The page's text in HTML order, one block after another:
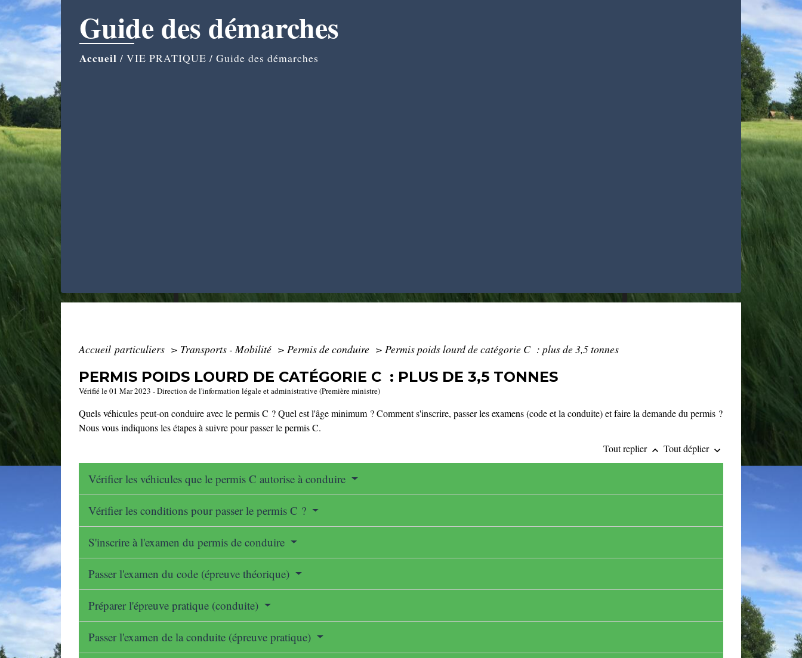
Guide des démarches
Accueil / VIE PRATIQUE / Guide des démarches
Accueil particuliers > Transports - Mobilité > Permis de conduire > Permis poids lourd de catégorie C : plus de 3,5 tonnes
PERMIS POIDS LOURD DE CATÉGORIE C : PLUS DE 3,5 TONNES
Vérifié le 01 Mar 2023 - Direction de l'information légale et administrative (Première ministre)
Quels véhicules peut-on conduire avec le permis C ? Quel est l'âge minimum ? Comment s'inscrire, passer les examens (code et la conduite) et faire la demande du permis ?
Nous vous indiquons les étapes à suivre pour passer le permis C.
Tout replier keyboard_arrow_up Tout déplier keyboard_arrow_down
Vérifier les véhicules que le permis C autorise à conduire
Vérifier les conditions pour passer le permis C ?
S'inscrire à l'examen du permis de conduire
Passer l'examen du code (épreuve théorique)
Préparer l'épreuve pratique (conduite)
Passer l'examen de la conduite (épreuve pratique)